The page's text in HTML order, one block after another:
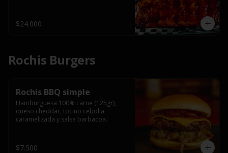
$24.000
Rochis Burgers
Rochis BBQ simple
Hamburguesa 100% carne (125gr),
queso cheddar, tocino cebolla
caramelizada y salsa barbacoa.
$7.500